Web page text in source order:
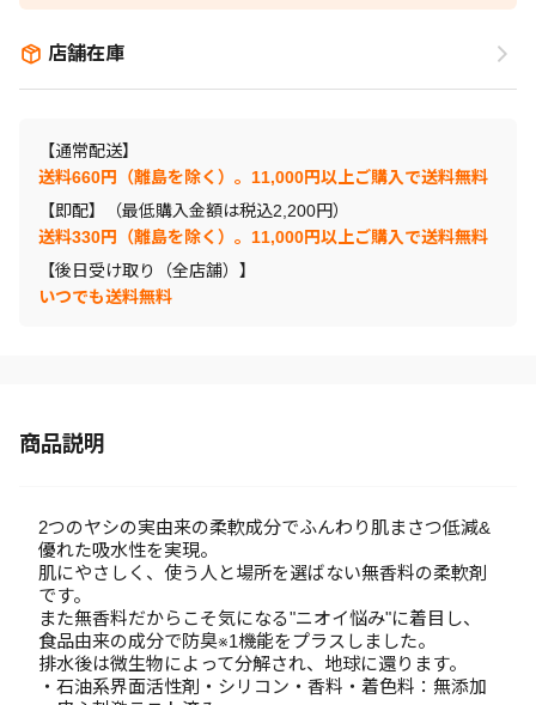
店舗在庫
【通常配送】
送料660円（離島を除く）。11,000円以上ご購入で送料無料
【即配】（最低購入金額は税込2,200円）
送料330円（離島を除く）。11,000円以上ご購入で送料無料
【後日受け取り（全店舗）】
いつでも送料無料
商品説明
2つのヤシの実由来の柔軟成分でふんわり肌まさつ低減&
優れた吸水性を実現。
肌にやさしく、使う人と場所を選ばない無香料の柔軟剤
です。
また無香料だからこそ気になる"ニオイ悩み"に着目し、
食品由来の成分で防臭※1機能をプラスしました。
排水後は微生物によって分解され、地球に還ります。
・石油系界面活性剤・シリコン・香料・着色料：無添加